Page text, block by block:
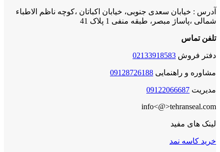
آدرس : خیابان سعدی جنوبی، خیابان اکباتان ،کوچه ناظم الاطباء
شمالی ،پاساژ مبصر، طبقه منفی 1 پلاک 41
تلفن تماس
دفتر فروش 02133918583
مشاوره و راهنمایی 09128726188
مدیریت 09122066687
info<@>tehranseal.com
لینک های مفید
خرید کاسه نمد